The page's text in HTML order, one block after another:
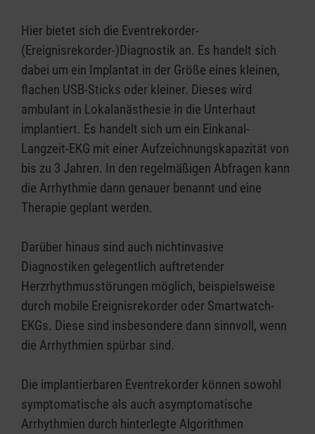
Hier bietet sich die Eventrekorder-
(Ereignisrekorder-)Diagnostik an. Es handelt sich
dabei um ein Implantat in der Größe eines kleinen,
flachen USB-Sticks oder kleiner. Dieses wird
ambulant in Lokalanästhesie in die Unterhaut
implantiert. Es handelt sich um ein Einkanal-
Langzeit-EKG mit einer Aufzeichnungskapazität von
bis zu 3 Jahren. In den regelmäßigen Abfragen kann
die Arrhythmie dann genauer benannt und eine
Therapie geplant werden.
Darüber hinaus sind auch nichtinvasive
Diagnostiken gelegentlich auftretender
Herzrhythmusstörungen möglich, beispielsweise
durch mobile Ereignisrekorder oder Smartwatch-
EKGs. Diese sind insbesondere dann sinnvoll, wenn
die Arrhythmien spürbar sind.
Die implantierbaren Eventrekorder können sowohl
symptomatische als auch asymptomatische
Arrhythmien durch hinterlegte Algorithmen